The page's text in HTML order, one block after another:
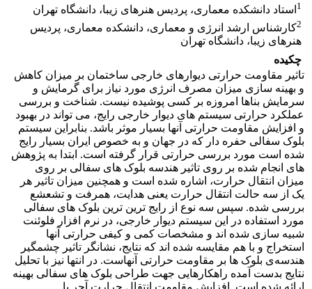
1 استاد دانشکده معماری، پردیس هنرهای زیبا، دانشگاه تهران
2کارشناس ارشد انرژی و معماری، دانشکده معماری، پردیس
هنرهای زیبا، دانشگاه تهران
چکیده
تاثیر مقاومت حرارتی دیوارهای خارجی ساختمان بر میزان کاهش
و بهینه سازی میزان مصرف انرژی مورد نیاز برای گرمایش و
سرمایش بناها امروزه بر کسی پوشیده نیست. شناخت و بررسی
عملکرد حرارتی سیستم های دیوار خارجی رایج، می تواند در بهبود
و افزایش مقاومت حرارتی آنها بسیار موثر باشد. بنابراین سیستم
بلوک سفالی حفره دار که در جهان و به خصوص ایران بسیار رایج
شده است مورد بررسی حرارتی قرار گرفته است. ابتدا به پژوهش
های انجام شده بر روی تاثیر هندسه بلوک های سفالی بر روی
میزان انتقال حرارت، اشاره شده است و همچنین میزان تاثیر هر
یک از سه حالت انتقال حرارت یعنی هدایت، همرفت و تشعشع
بررسی شده. سپس سه نوع از رایج ترین ترین بلوک های سفالی
مورد استفاده در این سیستم دیوار خارجی، در نرم افزار فلوئنت
شبیه سازی شده اند و مشخصات کمی و کیفی حرارتی آنها
استخراج و با هم مقایسه شده اند که نتایج، نشانگر تاثیر چشمگیر
هندسه‌ی بلوک ها بر مقاومت حرارتی آنهاست. در انتها نیز با تحلیل
نتایج بدست آمده راهکارهایی جهت طراحی بلوک های سفالی بهینه
ارائه شده است. افزایش مقاومت انتقال حرارت آجر با